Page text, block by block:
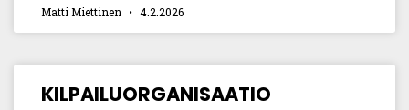
Matti Miettinen 4.2.2026
KILPAILUORGANISAATIO